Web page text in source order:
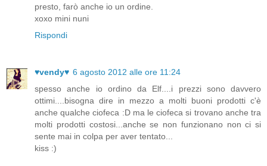
presto, farò anche io un ordine.
xoxo mini nuni
Rispondi
♥vendy♥ 6 agosto 2012 alle ore 11:24
spesso anche io ordino da Elf....i prezzi sono davvero
ottimi....bisogna dire in mezzo a molti buoni prodotti c'è
anche qualche ciofeca :D ma le ciofeca si trovano anche tra
molti prodotti costosi...anche se non funzionano non ci si
sente mai in colpa per aver tentato...
kiss :)